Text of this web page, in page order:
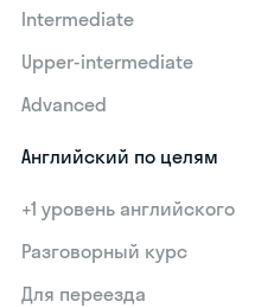
Intermediate
Upper-intermediate
Advanced
Английский по целям
+1 уровень английского
Разговорный курс
Для переезда